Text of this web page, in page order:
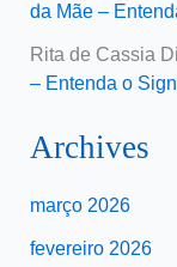
da Mãe –
Rita de Cassia
– Entenda o
Archives
março 2026
fevereiro 2026